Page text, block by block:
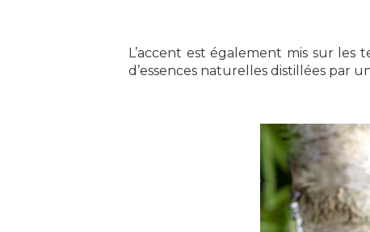
L’accent est également mis sur les
d’essences naturelles distillées par